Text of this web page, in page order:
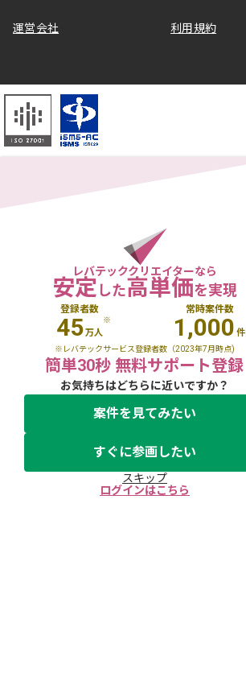
運営会社 利用規約
レバテッククリエイターなら
安定した高単価を実現
登録者数
45万人
※
常時案件数
1,000 件
※レバテックサービス登録者数（2023年7月時点)
簡単30秒 無料サポート登録
お気持ちはどちらに近いですか？
案件を見てみたい
すぐに参画したい
スキップ
ログインはこちら